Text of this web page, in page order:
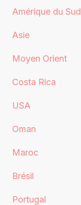
Amérique du Sud
Asie
Moyen Orient
Costa Rica
USA
Oman
Maroc
Brésil
Portugal